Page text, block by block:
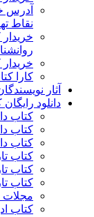
آدرس
نقاط
کارا
آثار
دانلود
کتاب
کتاب
کتاب
کتاب
کتاب
کتاب
مجلات
کتاب